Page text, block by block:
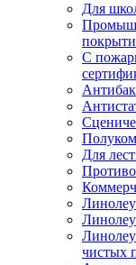
Для
С
Для
чистых